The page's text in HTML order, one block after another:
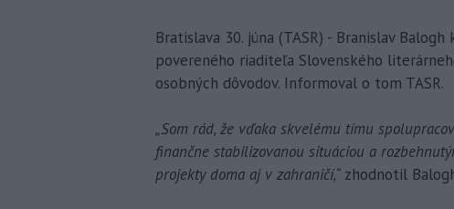
Bratislava 30. júna (TASR) - Branislav
povereného riaditeľa Slovenského
osobných dôvodov. Informoval o tom TASR.
„Som rád, že vďaka skvelému tímu
finančne stabilizovanou situáciou a
projekty doma aj v zahraničí,“ zhodnotil